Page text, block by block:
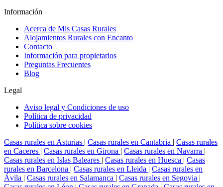
Información
Acerca de Mis Casas Rurales
Alojamientos Rurales con Encanto
Contacto
Información para propietarios
Preguntas Frecuentes
Blog
Legal
Aviso legal y Condiciones de uso
Política de privacidad
Política sobre cookies
Casas rurales en Asturias | Casas rurales en Cantabria | Casas rurales
en Caceres | Casas rurales en Girona | Casas rurales en Navarra |
Casas rurales en Islas Baleares | Casas rurales en Huesca | Casas
rurales en Barcelona | Casas rurales en Lleida | Casas rurales en
Ávila | Casas rurales en Salamanca | Casas rurales en Segovia |